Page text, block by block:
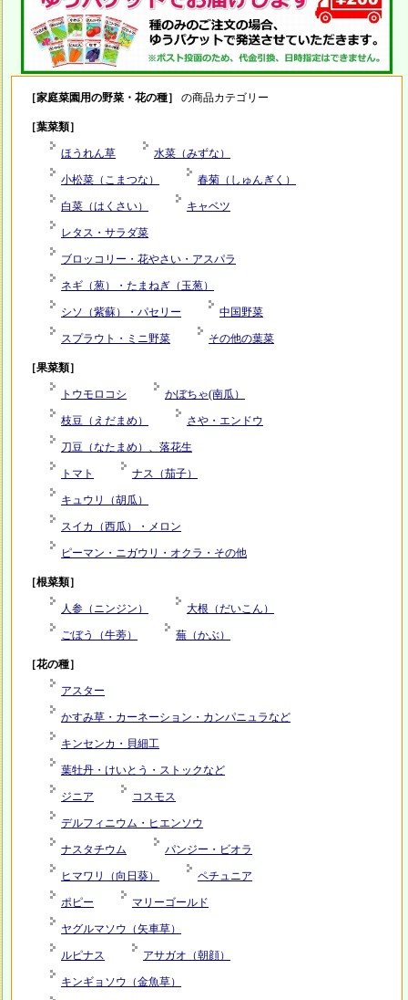
［家庭菜園用の野菜・花の種］ の商品カテゴリー
［葉菜類］
ほうれん草 水菜（みずな）
小松菜（こまつな） 春菊（しゅんぎく）
白菜（はくさい） キャベツ
レタス・サラダ菜
ブロッコリー・花やさい・アスパラ
ネギ（葱）・たまねぎ（玉葱）
シソ（紫蘇）・パセリー 中国野菜
スプラウト・ミニ野菜 その他の葉菜
［果菜類］
トウモロコシ かぼちゃ(南瓜）
枝豆（えだまめ） さや・エンドウ
刀豆（なたまめ）、落花生
トマト ナス（茄子）
キュウリ（胡瓜）
スイカ（西瓜）・メロン
ピーマン・ニガウリ・オクラ・その他
［根菜類］
人参（ニンジン） 大根（だいこん）
ごぼう（牛蒡） 蕪（かぶ）
［花の種］
アスター
かすみ草・カーネーション・カンパニュラなど
キンセンカ・貝細工
葉牡丹・けいとう・ストックなど
ジニア コスモス
デルフィニウム・ヒエンソウ
ナスタチウム パンジー・ビオラ
ヒマワリ（向日葵） ペチュニア
ポピー マリーゴールド
ヤグルマソウ（矢車草）
ルピナス アサガオ（朝顔）
キンギョソウ（金魚草）